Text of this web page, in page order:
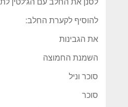
להוסיף לקערת החלב:
את הגבינות
השמנת החמוצה
סוכר וניל
סוכר